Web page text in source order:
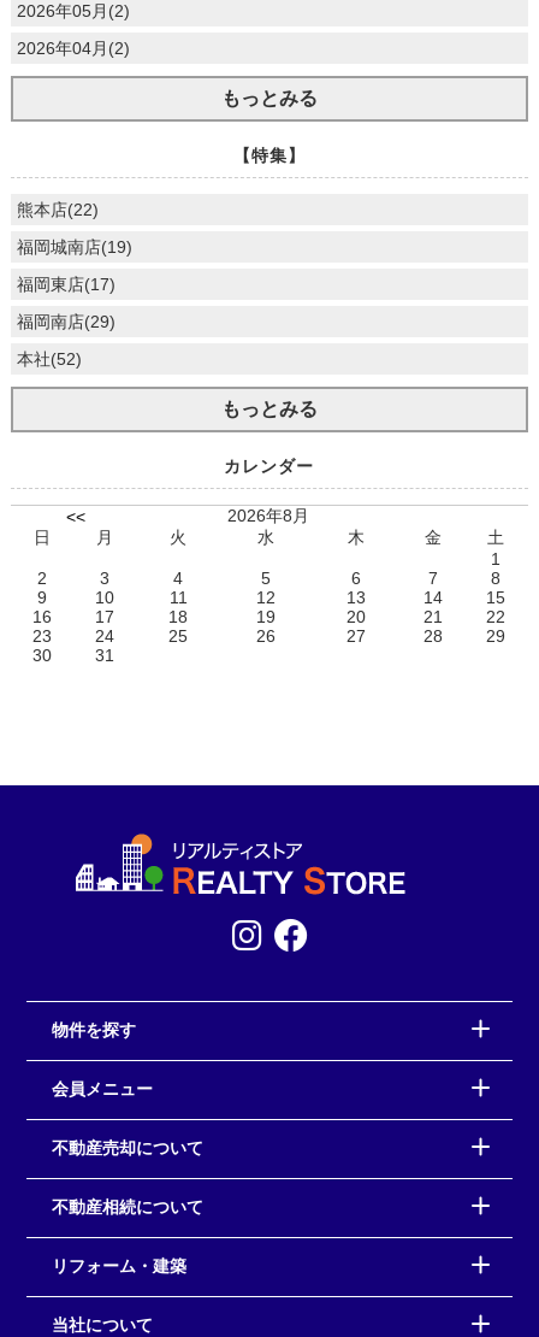
2026年05月(2)
2026年04月(2)
もっとみる
【特集】
熊本店(22)
福岡城南店(19)
福岡東店(17)
福岡南店(29)
本社(52)
もっとみる
カレンダー
<<
2026年8月
日
月 火 水 木 金
土
1
2
3 4 5 6 7
8
9
10 11 12 13 14
15
16
17 18 19 20 21
22
23
24 25 26 27 28
29
30
31
物件を探す
会員メニュー
不動産売却について
不動産相続について
リフォーム・建築
当社について